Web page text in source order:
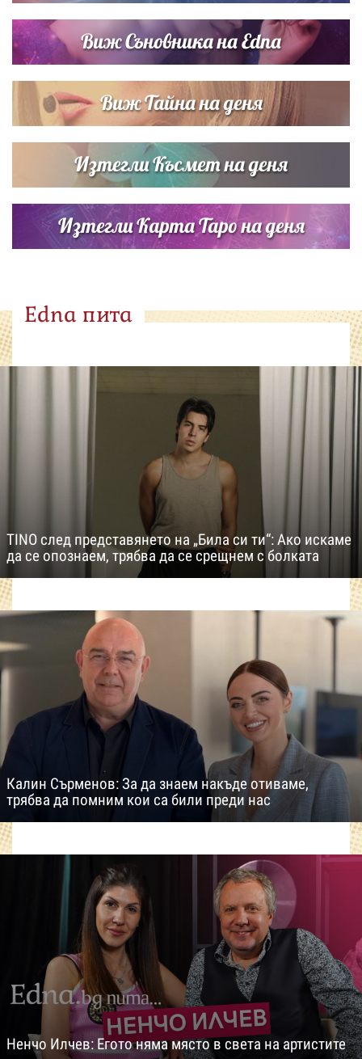
Виж Съновника на Edna
Виж Тайна на деня
Изтегли Късмет на деня
Изтегли Карта Таро на деня
Edna пита
TINO след представянето на „Била си ти“: Ако искаме
да се опознаем, трябва да се срещнем с болката
Калин Сърменов: За да знаем накъде отиваме,
трябва да помним кои са били преди нас
Ненчо Илчев: Егото няма място в света на артистите